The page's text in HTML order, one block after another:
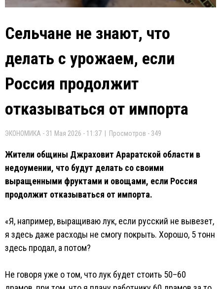
Сельчане не знают, что
делать с урожаем, если
Россия продолжит
отказываться от импорта
ЭКОНОМИКА - 31 Мая 2026 - 11:37 | Просмотров - 349
Жители общины Джраховит Араратской области в
недоумении, что будут делать со своими
выращенными фруктами и овощами, если Россия
продолжит отказываться от импорта.
«Я, например, выращиваю лук, если русский не вывезет,
я здесь даже расходы не смогу покрыть. Хорошо, 5 тонн
здесь продал, а потом?
Не говоря уже о том, что лук будет стоить 50–60